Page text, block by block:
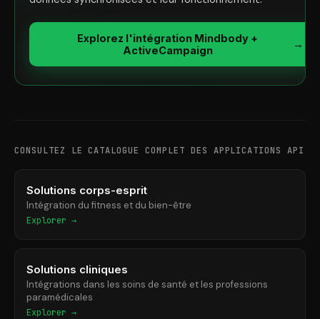
Explorez l'intégration Mindbody +
ActiveCampaign
→
CONSULTEZ LE CATALOGUE COMPLET DES APPLICATIONS API
Solutions corps-esprit
Intégration du fitness et du bien-être
Explorer →
Solutions cliniques
Intégrations dans les soins de santé et les professions
paramédicales
Explorer →